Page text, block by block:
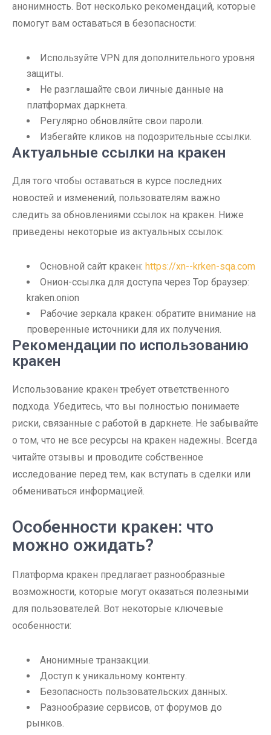
анонимность. Вот несколько рекомендаций, которые
помогут вам оставаться в безопасности:
Используйте VPN для дополнительного уровня
защиты.
Не разглашайте свои личные данные на
платформах даркнета.
Регулярно обновляйте свои пароли.
Избегайте кликов на подозрительные ссылки.
Актуальные ссылки на кракен
Для того чтобы оставаться в курсе последних
новостей и изменений, пользователям важно
следить за обновлениями ссылок на кракен. Ниже
приведены некоторые из актуальных ссылок:
Основной сайт кракен: https://xn--krken-sqa.com
Онион-ссылка для доступа через Тор браузер:
kraken.onion
Рабочие зеркала кракен: обратите внимание на
проверенные источники для их получения.
Рекомендации по использованию
кракен
Использование кракен требует ответственного
подхода. Убедитесь, что вы полностью понимаете
риски, связанные с работой в даркнете. Не забывайте
о том, что не все ресурсы на кракен надежны. Всегда
читайте отзывы и проводите собственное
исследование перед тем, как вступать в сделки или
обмениваться информацией.
Особенности кракен: что
можно ожидать?
Платформа кракен предлагает разнообразные
возможности, которые могут оказаться полезными
для пользователей. Вот некоторые ключевые
особенности:
Анонимные транзакции.
Доступ к уникальному контенту.
Безопасность пользовательских данных.
Разнообразие сервисов, от форумов до
рынков.